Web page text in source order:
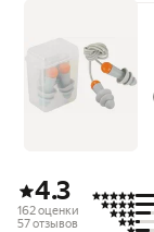
4.3
162 оценки
57 отзывов